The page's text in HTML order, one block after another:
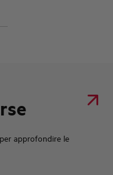
approfondire le